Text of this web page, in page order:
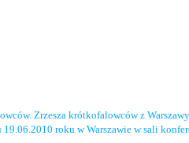
Zrzesza krótkofalowców z
roku w Warszawie w sali